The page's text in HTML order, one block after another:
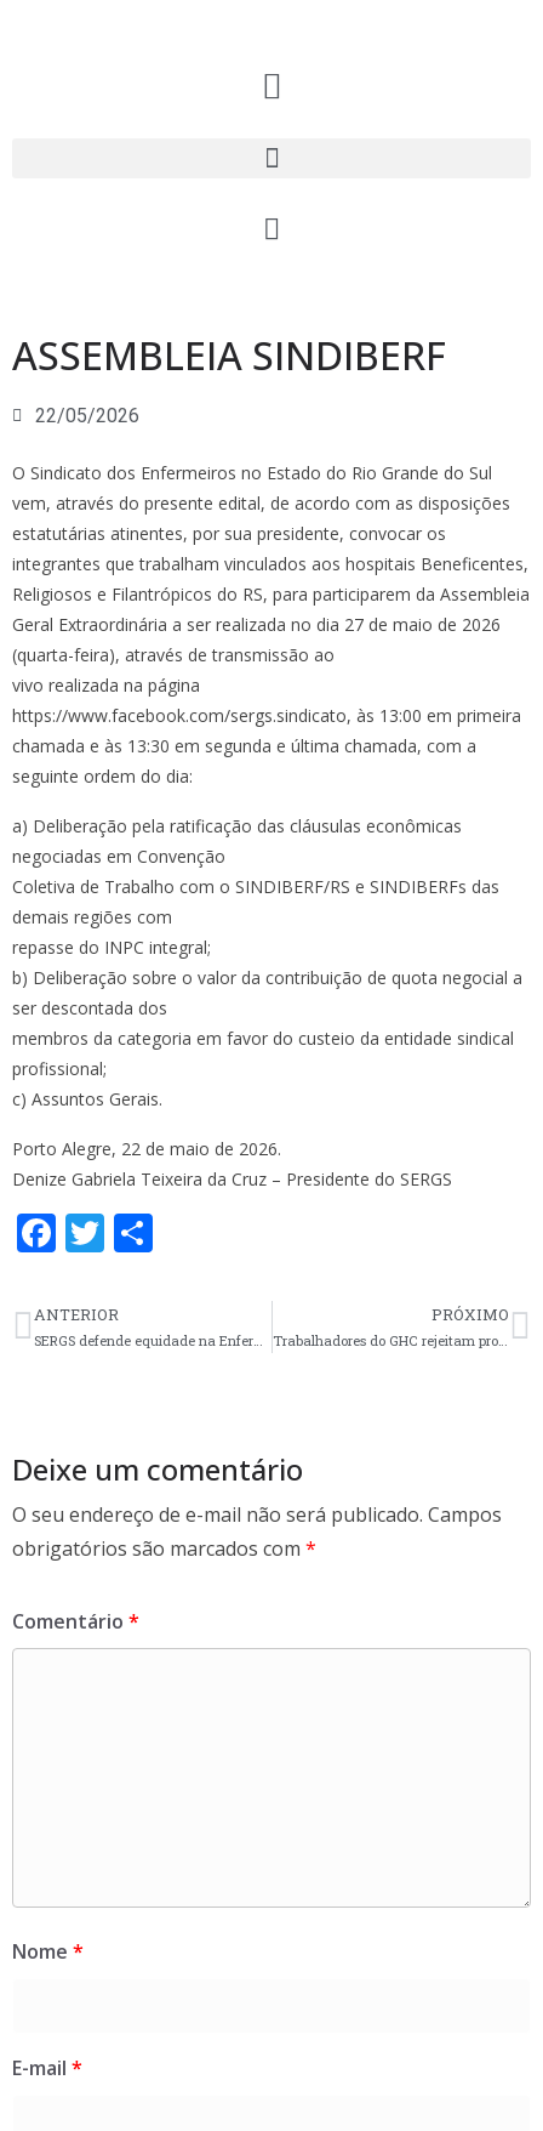
ASSEMBLEIA SINDIBERF
22/05/2026
O Sindicato dos Enfermeiros no Estado do Rio Grande do Sul
vem, através do presente edital, de acordo com as disposições
estatutárias atinentes, por sua presidente, convocar os
integrantes que trabalham vinculados aos hospitais Beneficentes,
Religiosos e Filantrópicos do RS, para participarem da Assembleia
Geral Extraordinária a ser realizada no dia 27 de maio de 2026
(quarta-feira), através de transmissão ao
vivo realizada na página
https://www.facebook.com/sergs.sindicato, às 13:00 em primeira
chamada e às 13:30 em segunda e última chamada, com a
seguinte ordem do dia:
a) Deliberação pela ratificação das cláusulas econômicas
negociadas em Convenção
Coletiva de Trabalho com o SINDIBERF/RS e SINDIBERFs das
demais regiões com
repasse do INPC integral;
b) Deliberação sobre o valor da contribuição de quota negocial a
ser descontada dos
membros da categoria em favor do custeio da entidade sindical
profissional;
c) Assuntos Gerais.
Porto Alegre, 22 de maio de 2026.
Denize Gabriela Teixeira da Cruz – Presidente do SERGS
F
e
b
k
T
itt
er e
ANTERIOR
SERGS defende equidade na Enfermagem em evento do Coren-RS
PRÓXIMO
Trabalhadores do GHC rejeitam proposta da gestão para o Vale-alimentação
Deixe um comentário
O seu endereço de e-mail não será publicado. Campos
obrigatórios são marcados com *
Comentário *
Nome *
E-mail *